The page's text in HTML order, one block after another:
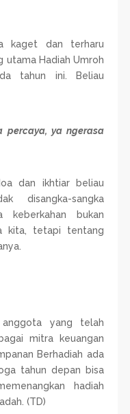
kaget dan terharu
utama Hadiah Umroh
tahun ini. Beliau
percaya, ya ngerasa
dan ikhtiar beliau
disangka-sangka
keberkahan bukan
kita, tetapi tentang
yang telah
mitra keuangan
Berhadiah ada
tahun depan bisa
hadiah
(TD)